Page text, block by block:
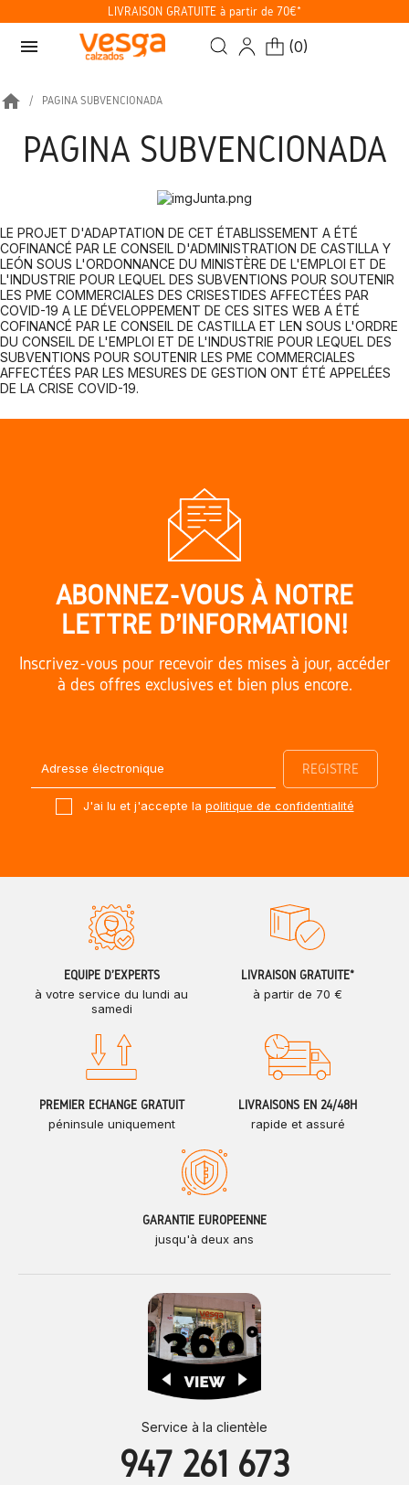
LIVRAISON GRATUITE à partir de 70€*
menu (0)
home PAGINA SUBVENCIONADA
PAGINA SUBVENCIONADA
LE PROJET D'ADAPTATION DE CET ÉTABLISSEMENT A ÉTÉ
COFINANCÉ PAR LE CONSEIL D'ADMINISTRATION DE CASTILLA Y
LEÓN SOUS L'ORDONNANCE DU MINISTÈRE DE L'EMPLOI ET DE
L'INDUSTRIE POUR LEQUEL DES SUBVENTIONS POUR SOUTENIR
LES PME COMMERCIALES DES CRISESTIDES AFFECTÉES PAR
COVID-19 A LE DÉVELOPPEMENT DE CES SITES WEB A ÉTÉ
COFINANCÉ PAR LE CONSEIL DE CASTILLA ET LEN SOUS L'ORDRE
DU CONSEIL DE L'EMPLOI ET DE L'INDUSTRIE POUR LEQUEL DES
SUBVENTIONS POUR SOUTENIR LES PME COMMERCIALES
AFFECTÉES PAR LES MESURES DE GESTION ONT ÉTÉ APPELÉES
DE LA CRISE COVID-19.
ABONNEZ-VOUS À NOTRE
LETTRE D'INFORMATION!
Inscrivez-vous pour recevoir des mises à jour, accéder
à des offres exclusives et bien plus encore.
J'ai lu et j'accepte la politique de confidentialité
ÉQUIPE D'EXPERTS
à votre service du lundi au
samedi
LIVRAISON GRATUITE*
à partir de 70 €
PREMIER ÉCHANGE GRATUIT
péninsule uniquement
LIVRAISONS EN 24/48H
rapide et assuré
GARANTIE EUROPÉENNE
jusqu'à deux ans
Service à la clientèle
947 261 673